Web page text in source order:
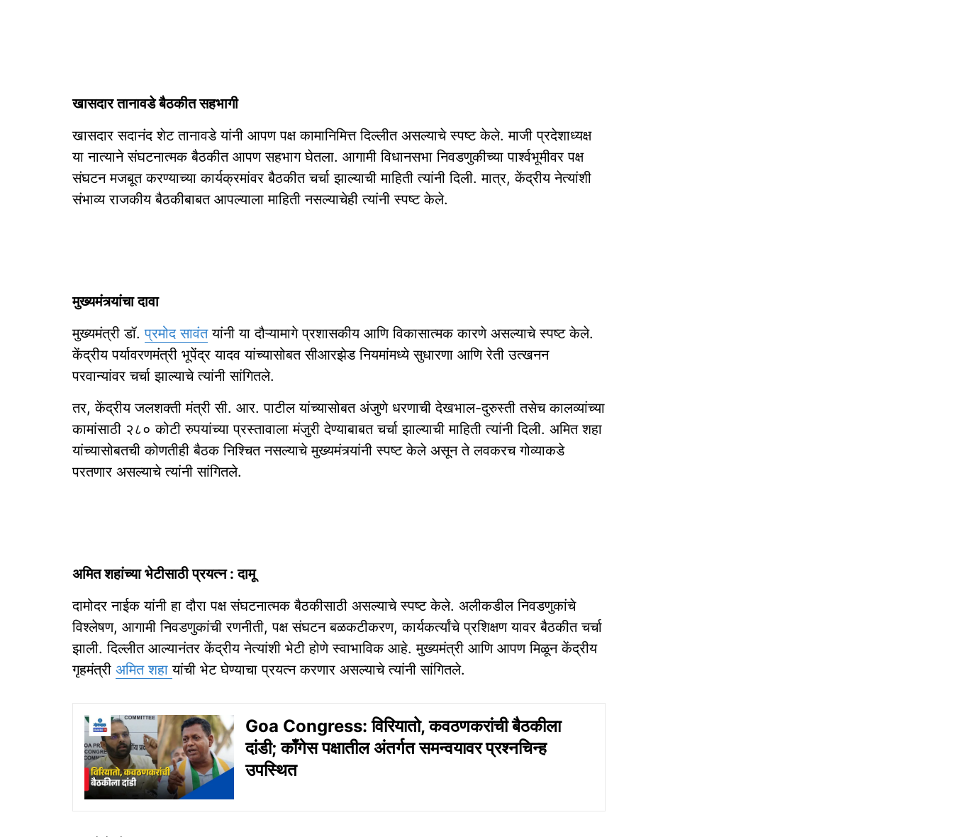
खासदार तानावडे बैठकीत सहभागी
खासदार सदानंद शेट तानावडे यांनी आपण पक्ष कामानिमित्त दिल्लीत असल्याचे स्पष्ट केले. माजी प्रदेशाध्यक्ष
या नात्याने संघटनात्मक बैठकीत आपण सहभाग घेतला. आगामी विधानसभा निवडणुकीच्या पार्श्वभूमीवर पक्ष
संघटन मजबूत करण्याच्या कार्यक्रमांवर बैठकीत चर्चा झाल्याची माहिती त्यांनी दिली. मात्र, केंद्रीय नेत्यांशी
संभाव्य राजकीय बैठकीबाबत आपल्याला माहिती नसल्याचेही त्यांनी स्पष्ट केले.
मुख्यमंत्र्यांचा दावा
मुख्यमंत्री डॉ.प्रमोद सावंतयांनी या दौऱ्यामागे प्रशासकीय आणि विकासात्मक कारणे असल्याचे स्पष्ट केले.
केंद्रीय पर्यावरणमंत्री भूपेंद्र यादव यांच्यासोबत सीआरझेड नियमांमध्ये सुधारणा आणि रेती उत्खनन
परवान्यांवर चर्चा झाल्याचे त्यांनी सांगितले.
तर, केंद्रीय जलशक्ती मंत्री सी. आर. पाटील यांच्यासोबत अंजुणे धरणाची देखभाल-दुरुस्ती तसेच कालव्यांच्या
कामांसाठी २८० कोटी रुपयांच्या प्रस्तावाला मंजुरी देण्याबाबत चर्चा झाल्याची माहिती त्यांनी दिली. अमित शहा
यांच्यासोबतची कोणतीही बैठक निश्चित नसल्याचे मुख्यमंत्र्यांनी स्पष्ट केले असून ते लवकरच गोव्याकडे
परतणार असल्याचे त्यांनी सांगितले.
अमित शहांच्‍या भेटीसाठी प्रयत्‍न : दामू
दामोदर नाईक यांनी हा दौरा पक्ष संघटनात्मक बैठकीसाठी असल्याचे स्पष्ट केले. अलीकडील निवडणुकांचे
विश्लेषण, आगामी निवडणुकांची रणनीती, पक्ष संघटन बळकटीकरण, कार्यकर्त्यांचे प्रशिक्षण यावर बैठकीत चर्चा
झाली. दिल्लीत आल्यानंतर केंद्रीय नेत्यांशी भेटी होणे स्वाभाविक आहे. मुख्यमंत्री आणि आपण मिळून केंद्रीय
गृहमंत्री अमित शहायांची भेट घेण्याचा प्रयत्न करणार असल्याचे त्यांनी सांगितले.
Goa Congress: विरियातो, कवठणकरांची बैठकीला
दांडी; काँगेस पक्षातील अंतर्गत समन्वयावर प्रश्‍‍नचिन्‍ह
उपस्‍थित